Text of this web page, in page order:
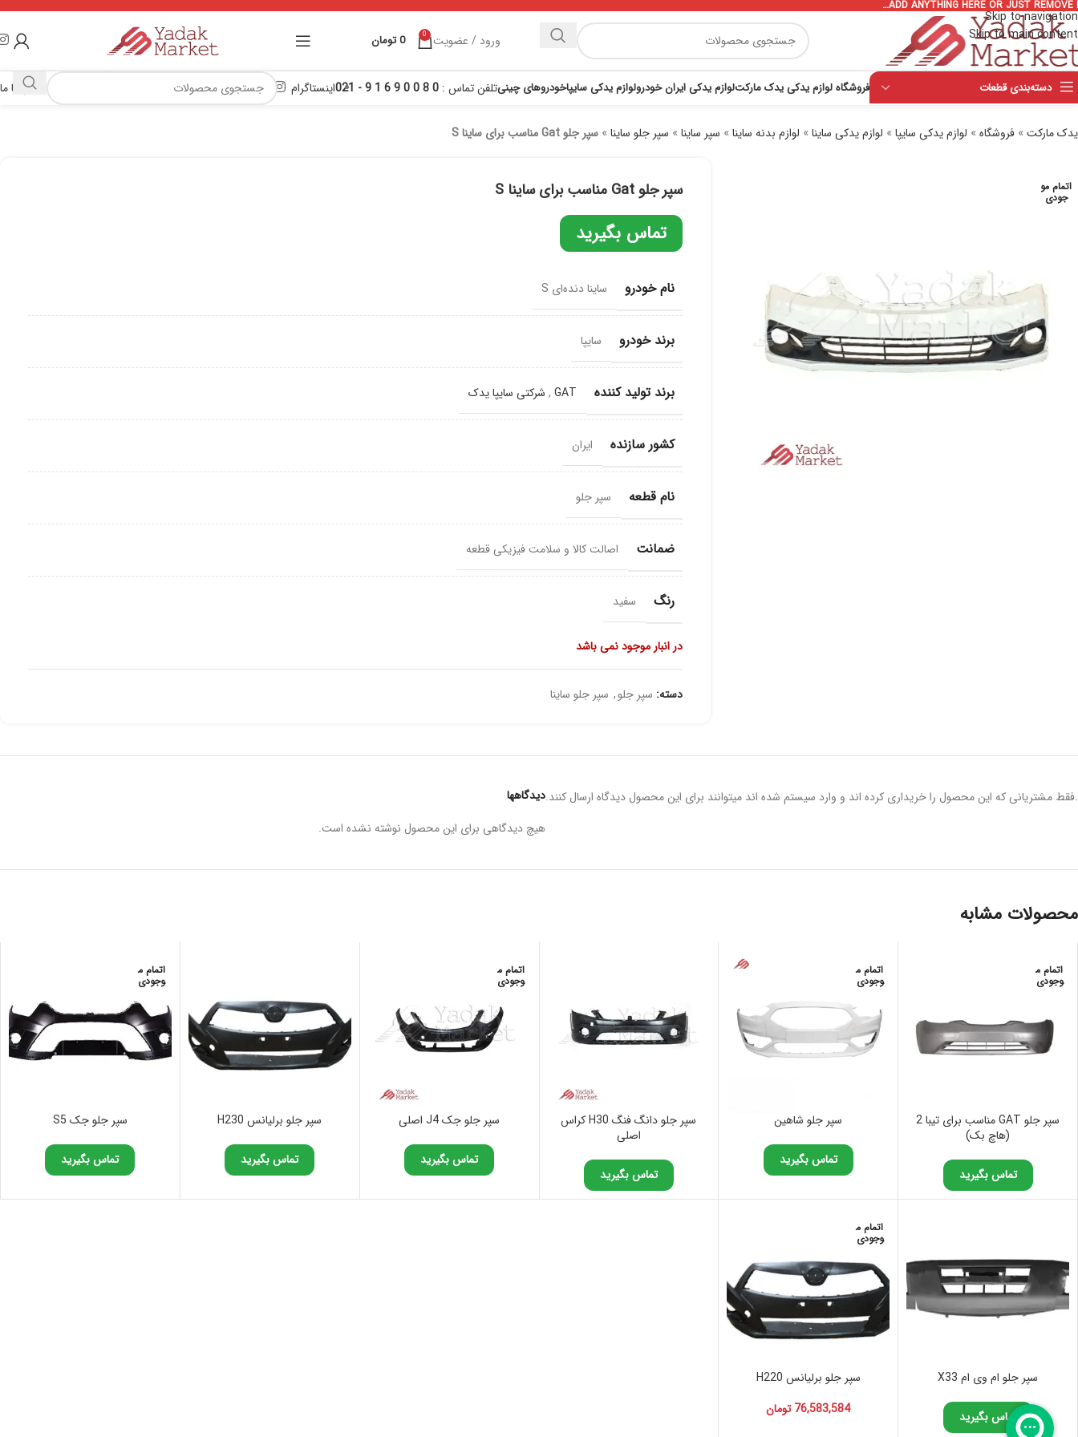
Skip to navigation
Skip to main content
ADD ANYTHING HERE OR JUST REMOVE
ورود / عضویت 0
0 تومان
دسته‌بندی قطعات فروشگاه لوازم یدکی یدک مارکتلوازم یدکی ایران خودرولوازم یدکی سایپاخودروهای چینیتلفن تماس : 0 8 0 0 9 6 1 9 - 021 اینستاگرام تماس با ما
یدک مارکت» فروشگاه» لوازم یدکی سایپا» لوازم یدکی ساینا» لوازم بدنه ساینا» سپر ساینا» سپر جلو ساینا» سپر جلو Gat مناسب برای ساینا S
اتمام مو
جودی سپر جلو Gat مناسب برای ساینا S
تماس بگیرید
نام خودرو ساینا دنده‌ای S
برند خودرو سایپا
برند تولید کننده GAT
, شرکتی سایپا یدک
کشور سازنده ایران
نام قطعه سپر جلو
ضمانت اصالت کالا و سلامت فیزیکی قطعه
رنگ سفید
در انبار موجود نمی باشد
دسته: سپر جلو, سپر جلو ساینا
دیدگاهها
هیچ دیدگاهی برای این محصول نوشته نشده است.
.فقط مشتریانی که این محصول را خریداری کرده اند و وارد سیستم شده اند میتوانند برای این محصول دیدگاه ارسال کنند.
محصولات مشابه
اتمام م
وجودی
سپر جلو GAT مناسب برای تیبا 2
(هاچ بک)
تماس بگیرید
اتمام م
وجودی
سپر جلو شاهین
تماس بگیرید
سپر جلو دانگ فنگ H30 کراس
اصلی
تماس بگیرید
اتمام م
وجودی
سپر جلو جک J4 اصلی
تماس بگیرید
سپر جلو برلیانس H230
تماس بگیرید
اتمام م
وجودی
سپر جلو جک S5
تماس بگیرید
سپر جلو ام وی ام X33
تماس بگیرید
اتمام م
وجودی
سپر جلو برلیانس H220
76,583,584 تومان